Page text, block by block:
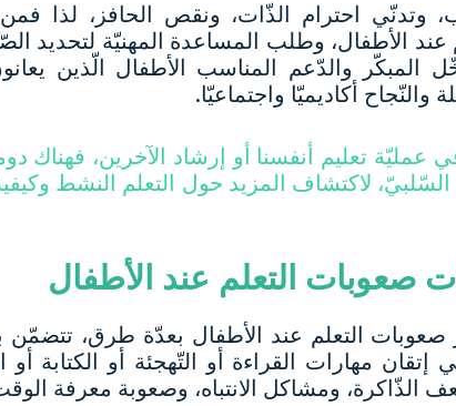
وتدنّي احترام الذّات، ونقص الحافز، لذا
الأطفال، وطلب المساعدة المهنيّة لتحديد
المبكّر والدّعم المناسب الأطفال الّذين
والنّجاح أكاديميّا واجتماعيّا.
عمليّة تعليم أنفسنا أو إرشاد الآخرين، فهناك
السّلبيّ، لاكتشاف المزيد حول التعلم النشط
صعوبات التعلم عند الأطفال
التعلم عند الأطفال بعدّة طرق، تتضمّن
إتقان مهارات القراءة أو التّهجئة أو الكتابة أو
الذّاكرة، ومشاكل الانتباه، وصعوبة معرفة